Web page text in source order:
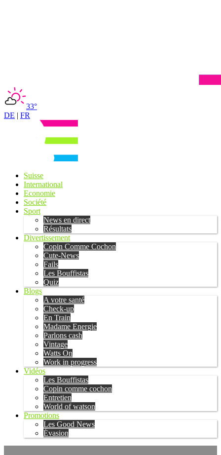
33°
DE | FR
Suisse
International
Economie
Société
Sport
News en direct
Résultats
Divertissement
Copin Comme Cochon
Cute-News
Fails
Les Bouffistas
Quiz
Blogs
A votre santé
Check-up
En Train
Madame Energie
Parlons cash
Vintage
Watts On
Work in progress
Vidéos
Les Bouffistas
Copin comme cochon
Entretien
World of watson
Promotions
Les Good News
Évasion